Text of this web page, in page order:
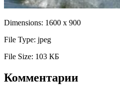
Dimensions: 1600 x 900
File Type: jpeg
File Size: 103 КБ
Комментарии